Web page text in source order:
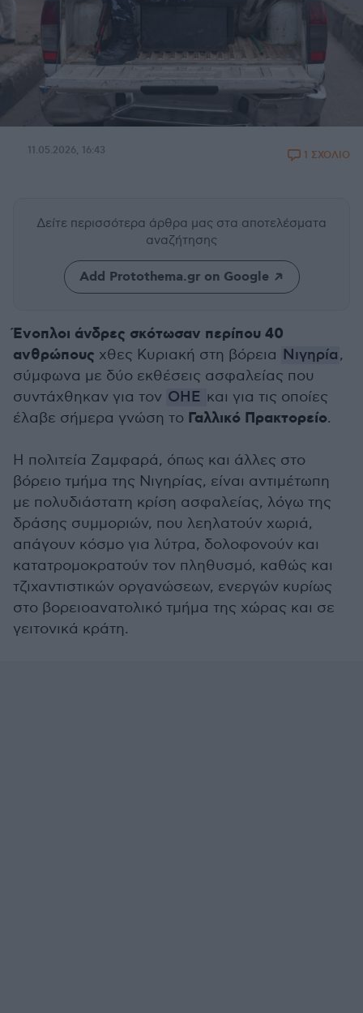
11.05.2026, 16:43 1 ΣΧΟΛΙΟ
Δείτε περισσότερα άρθρα μας στα αποτελέσματα
αναζήτησης
Add Protothema.gr on Google
Ένοπλοι άνδρες σκότωσαν περίπου 40
ανθρώπους χθες Κυριακή στη βόρεια Νιγηρία,
σύμφωνα με δύο εκθέσεις ασφαλείας που
συντάχθηκαν για τον ΟΗΕ και για τις οποίες
έλαβε σήμερα γνώση το Γαλλικό Πρακτορείο.
Η πολιτεία Ζαμφαρά, όπως και άλλες στο
βόρειο τμήμα της Νιγηρίας, είναι αντιμέτωπη
με πολυδιάστατη κρίση ασφαλείας, λόγω της
δράσης συμμοριών, που λεηλατούν χωριά,
απάγουν κόσμο για λύτρα, δολοφονούν και
κατατρομοκρατούν τον πληθυσμό, καθώς και
τζιχαντιστικών οργανώσεων, ενεργών κυρίως
στο βορειοανατολικό τμήμα της χώρας και σε
γειτονικά κράτη.